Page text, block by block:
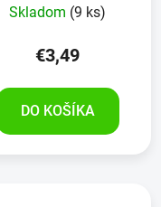
Skladom (9 ks)
€3,49
DO KOŠÍKA